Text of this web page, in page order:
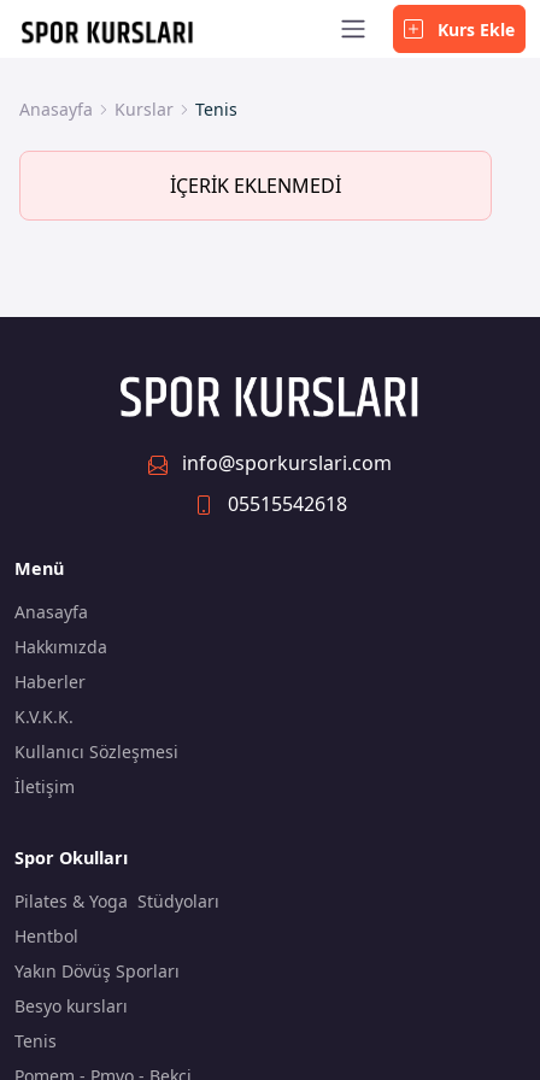
Kurs Ekle
Anasayfa Kurslar Tenis
İÇERİK EKLENMEDİ
info@sporkurslari.com
05515542618
Menü
Anasayfa
Hakkımızda
Haberler
K.V.K.K.
Kullanıcı Sözleşmesi
İletişim
Spor Okulları
Pilates & Yoga Stüdyoları
Hentbol
Yakın Dövüş Sporları
Besyo kursları
Tenis